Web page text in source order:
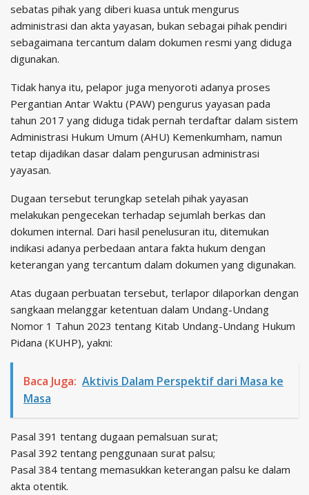
sebatas pihak yang diberi kuasa untuk mengurus
administrasi dan akta yayasan, bukan sebagai pihak pendiri
sebagaimana tercantum dalam dokumen resmi yang diduga
digunakan.
Tidak hanya itu, pelapor juga menyoroti adanya proses
Pergantian Antar Waktu (PAW) pengurus yayasan pada
tahun 2017 yang diduga tidak pernah terdaftar dalam sistem
Administrasi Hukum Umum (AHU) Kemenkumham, namun
tetap dijadikan dasar dalam pengurusan administrasi
yayasan.
Dugaan tersebut terungkap setelah pihak yayasan
melakukan pengecekan terhadap sejumlah berkas dan
dokumen internal. Dari hasil penelusuran itu, ditemukan
indikasi adanya perbedaan antara fakta hukum dengan
keterangan yang tercantum dalam dokumen yang digunakan.
Atas dugaan perbuatan tersebut, terlapor dilaporkan dengan
sangkaan melanggar ketentuan dalam Undang-Undang
Nomor 1 Tahun 2023 tentang Kitab Undang-Undang Hukum
Pidana (KUHP), yakni:
Baca Juga: Aktivis Dalam Perspektif dari Masa ke
Masa
Pasal 391 tentang dugaan pemalsuan surat;
Pasal 392 tentang penggunaan surat palsu;
Pasal 384 tentang memasukkan keterangan palsu ke dalam
akta otentik.